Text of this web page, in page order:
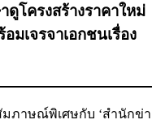
ดูโครงสร้างราคาใหม่
เจรจาเอกชนเรื่อง
มภาษณ์พิเศษกับ ‘สำนักข่า